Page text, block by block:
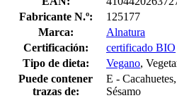
Fabricante N.º:
125177
Marca:
Alnatura
Certificación:
certificado BIO
Tipo de dieta:
Vegano,
Puede contener
trazas de:
E -
Sésamo